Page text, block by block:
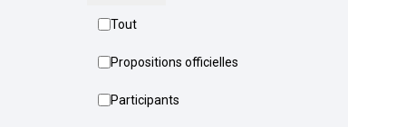
Tout
Propositions officielles
Participants